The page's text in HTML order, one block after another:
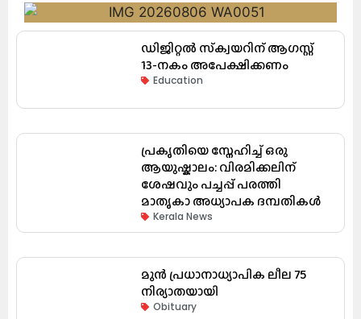
ഡിജിറ്റൽ സ്‌ക്വയറിന് ആഗസ്റ്റ്
13-നകം അപേക്ഷിക്കണം
Education
പ്രകൃതിയെ സ്നേഹിച്ച് ഒരു
ആയുഷ്കാലം: വിരമിക്കലിന്
ശേഷവും പച്ചപ്പ് പരത്തി
മാതൃകാ അധ്യാപക ദമ്പതികൾ
Kerala News
മുൻ പ്രധാനാധ്യാപിക ലീല 75
നിര്യാതയായി
Obituary